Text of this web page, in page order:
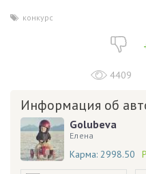
конкурс
4409
Информация об
Golubeva
Елена
Карма: 2998.50